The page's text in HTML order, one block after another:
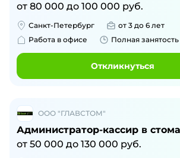
от 80 000 до 100 000 руб.
Санкт-Петербург
от 3 до 6 лет
Работа в офисе
Полная занятость
Откликнуться
ООО "ГЛАВСТОМ"
Администратор-кассир в
от 50 000 до 130 000 руб.